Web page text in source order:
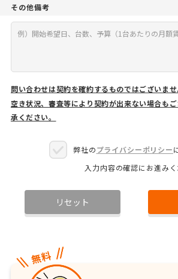
その他備考
問い合わせは契約を確約するものではございませ
空き状況、審査等により契約が出来ない場合も
承ください。
弊社のプライバシーポリシー
入力内容の確認にお進みく
リセット